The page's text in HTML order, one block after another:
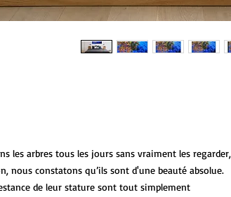
les arbres tous les jours sans vraiment les regarder,
nous constatons qu’ils sont d'une beauté absolue.
de leur stature sont tout simplement